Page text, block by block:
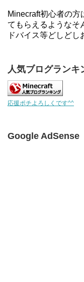
Minecraft初心者の
てもらえるようなそ
ドバイス等どしどし
人気ブログランキ
応援ポチよろしくです^^
Google AdSense